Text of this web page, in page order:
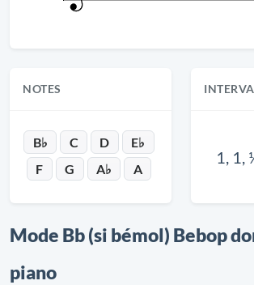
NOTES
B♭ C D
E♭
F
G A♭ A
1, 1,
Mode Bb (si bémol) Bebop
piano